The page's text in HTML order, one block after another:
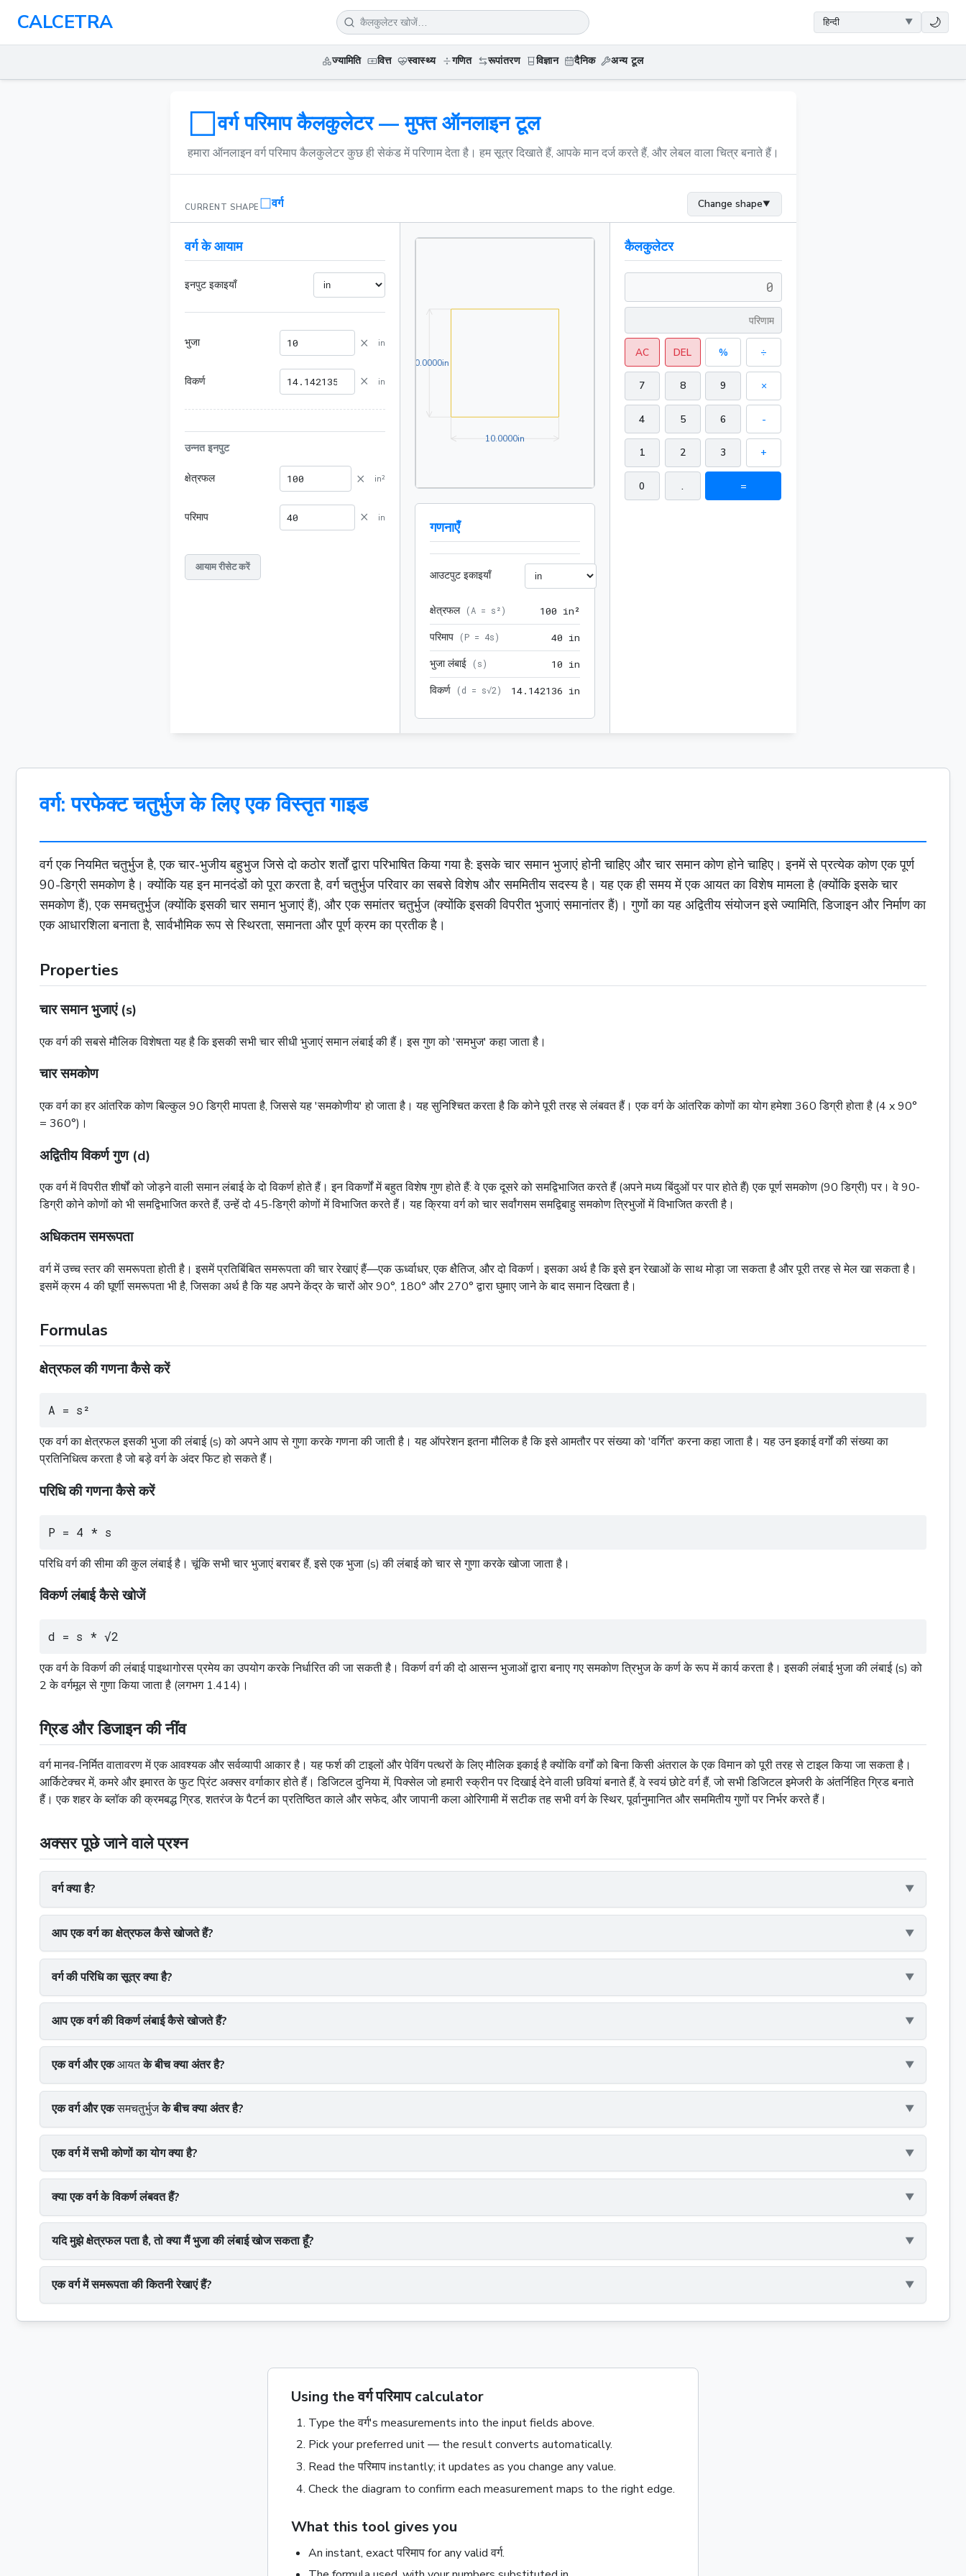
CALCETRA 🌙
ज्यामिति वित्त स्वास्थ्य गणित रूपांतरण विज्ञान दैनिक अन्य टूल
वर्ग परिमाप कैलकुलेटर — मुफ्त ऑनलाइन टूल
हमारा ऑनलाइन वर्ग परिमाप कैलकुलेटर कुछ ही सेकंड में परिणाम देता है। हम सूत्र दिखाते हैं, आपके मान दर्ज करते हैं, और लेबल वाला चित्र बनाते हैं।
CURRENT SHAPE वर्ग Change shape▼
वर्ग के आयाम
इनपुट इकाइयाँ
भुजा × in
विकर्ण × in
उन्नत इनपुट
क्षेत्रफल × in²
परिमाप × in
आयाम रीसेट करें
10.0000in10.0000in
0.0000in10.0000in
गणनाएँ
आउटपुट इकाइयाँ
क्षेत्रफल (A = s²) 100 in²100 in²
परिमाप (P = 4s) 40 in40 in
भुजा लंबाई (s) 10 in10 in
विकर्ण (d = s√2) 14. 1421 36 in14.142136 in
कैलकुलेटर
AC DEL % ÷
7 8 9 ×
4 5 6 -
1 2 3 +
0 . =
वर्ग: परफेक्ट चतुर्भुज के लिए एक विस्तृत गाइड
वर्ग एक नियमित चतुर्भुज है, एक चार-भुजीयबहुभुजजिसे दो कठोर शर्तों द्वारा परिभाषित किया गया है: इसके चार समान भुजाएं होनी चाहिए और चार समान कोण होने चाहिए। इनमें से प्रत्येक कोण एक पूर्ण
90-डिग्री समकोण है। क्योंकि यह इन मानदंडों को पूरा करता है, वर्ग चतुर्भुज परिवार का सबसे विशेष और सममितीय सदस्य है। यह एक ही समय में एकआयतका विशेष मामला है (क्योंकि इसके चार
समकोण हैं), एकसमचतुर्भुज (क्योंकि इसकी चार समान भुजाएं हैं), और एकसमांतर चतुर्भुज (क्योंकि इसकी विपरीत भुजाएं समानांतर हैं)। गुणों का यह अद्वितीय संयोजन इसे ज्यामिति, डिजाइन और निर्माण का
एक आधारशिला बनाता है, सार्वभौमिक रूप से स्थिरता, समानता और पूर्ण क्रम का प्रतीक है।
Properties
चार समान भुजाएं (s)
एक वर्ग की सबसे मौलिक विशेषता यह है कि इसकी सभी चार सीधी भुजाएं समान लंबाई की हैं। इस गुण को 'समभुज' कहा जाता है।
चार समकोण
एक वर्ग का हर आंतरिक कोण बिल्कुल 90 डिग्री मापता है, जिससे यह 'समकोणीय' हो जाता है। यह सुनिश्चित करता है कि कोने पूरी तरह से लंबवत हैं। एक वर्ग के आंतरिक कोणों का योग हमेशा 360 डिग्री होता है (4 x 90°
= 360°)।
अद्वितीय विकर्ण गुण (d)
एक वर्ग में विपरीत शीर्षों को जोड़ने वाली समान लंबाई के दो विकर्ण होते हैं। इन विकर्णों में बहुत विशेष गुण होते हैं: वे एक दूसरे को समद्विभाजित करते हैं (अपने मध्य बिंदुओं पर पार होते हैं) एक पूर्ण समकोण (90 डिग्री) पर। वे 90-
डिग्री कोने कोणों को भी समद्विभाजित करते हैं, उन्हें दो 45-डिग्री कोणों में विभाजित करते हैं। यह क्रिया वर्ग को चार सर्वांगसम समद्विबाहु समकोणत्रिभुजोंमें विभाजित करती है।
अधिकतम समरूपता
वर्ग में उच्च स्तर की समरूपता होती है। इसमें प्रतिबिंबित समरूपता की चार रेखाएं हैं—एक ऊर्ध्वाधर, एक क्षैतिज, और दो विकर्ण। इसका अर्थ है कि इसे इन रेखाओं के साथ मोड़ा जा सकता है और पूरी तरह से मेल खा सकता है।
इसमें क्रम 4 की घूर्णी समरूपता भी है, जिसका अर्थ है कि यह अपने केंद्र के चारों ओर 90°, 180° और 270° द्वारा घुमाए जाने के बाद समान दिखता है।
Formulas
क्षेत्रफल की गणना कैसे करें
A = s²
एक वर्ग का क्षेत्रफल इसकी भुजा की लंबाई (s) को अपने आप से गुणा करके गणना की जाती है। यह ऑपरेशन इतना मौलिक है कि इसे आमतौर पर संख्या को 'वर्गित' करना कहा जाता है। यह उन इकाई वर्गों की संख्या का
प्रतिनिधित्व करता है जो बड़े वर्ग के अंदर फिट हो सकते हैं।
परिधि की गणना कैसे करें
P = 4 * s
परिधि वर्ग की सीमा की कुल लंबाई है। चूंकि सभी चार भुजाएं बराबर हैं, इसे एक भुजा (s) की लंबाई को चार से गुणा करके खोजा जाता है।
विकर्ण लंबाई कैसे खोजें
d = s * √2
एक वर्ग के विकर्ण की लंबाई पाइथागोरस प्रमेय का उपयोग करके निर्धारित की जा सकती है। विकर्ण वर्ग की दो आसन्न भुजाओं द्वारा बनाए गए समकोणत्रिभुजके कर्ण के रूप में कार्य करता है। इसकी लंबाई भुजा की लंबाई (s) को
2 के वर्गमूल से गुणा किया जाता है (लगभग 1.414)।
ग्रिड और डिजाइन की नींव
वर्ग मानव-निर्मित वातावरण में एक आवश्यक और सर्वव्यापी आकार है। यह फर्श की टाइलों और पेविंग पत्थरों के लिए मौलिक इकाई है क्योंकि वर्गों को बिना किसी अंतराल के एक विमान को पूरी तरह से टाइल किया जा सकता है।
आर्किटेक्चर में, कमरे और इमारत के फुट प्रिंट अक्सर वर्गाकार होते हैं। डिजिटल दुनिया में, पिक्सेल जो हमारी स्क्रीन पर दिखाई देने वाली छवियां बनाते हैं, वे स्वयं छोटे वर्ग हैं, जो सभी डिजिटल इमेजरी के अंतर्निहित ग्रिड बनाते
हैं। एक शहर के ब्लॉक की क्रमबद्ध ग्रिड, शतरंज के पैटर्न का प्रतिष्ठित काले और सफेद, और जापानी कला ओरिगामी में सटीक तह सभी वर्ग के स्थिर, पूर्वानुमानित और सममितीय गुणों पर निर्भर करते हैं।
अक्सर पूछे जाने वाले प्रश्न
वर्ग क्या है?
आप एक वर्ग का क्षेत्रफल कैसे खोजते हैं?
वर्ग की परिधि का सूत्र क्या है?
आप एक वर्ग की विकर्ण लंबाई कैसे खोजते हैं?
एक वर्ग और एकआयतके बीच क्या अंतर है?
एक वर्ग और एकसमचतुर्भुजके बीच क्या अंतर है?
एक वर्ग में सभी कोणों का योग क्या है?
क्या एक वर्ग के विकर्ण लंबवत हैं?
यदि मुझे क्षेत्रफल पता है, तो क्या मैं भुजा की लंबाई खोज सकता हूँ?
एक वर्ग में समरूपता की कितनी रेखाएं हैं?
Using the वर्ग परिमाप calculator
Type theवर्ग's measurements into the input fields above.
Pick your preferred unit — the result converts automatically.
Read theपरिमापinstantly; it updates as you change any value.
Check the diagram to confirm each measurement maps to the right edge.
What this tool gives you
An instant, exactपरिमापfor any validवर्ग.